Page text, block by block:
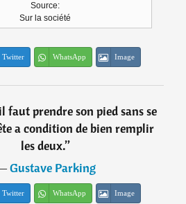
Source:
Sur la société
Twitter WhatsApp Image
faut prendre son pied sans se
a condition de bien remplir
les deux.”
Gustave Parking
Twitter WhatsApp Image